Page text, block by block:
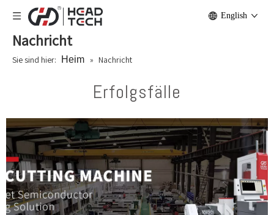
English
Nachricht
Sie sind hier: Heim » Nachricht
Erfolgsfälle